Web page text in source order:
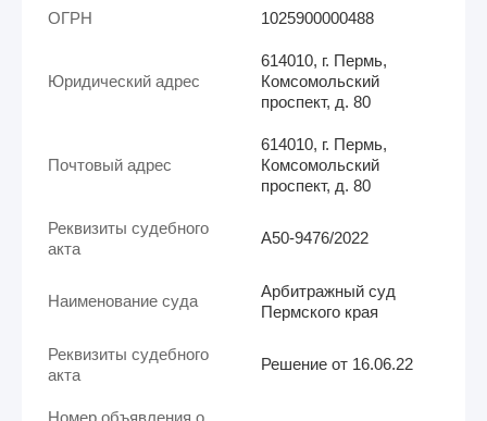
ОГРН 1025900000488
Юридический адрес
614010, г. Пермь,
Комсомольский
проспект, д. 80
Почтовый адрес
614010, г. Пермь,
Комсомольский
проспект, д. 80
Реквизиты судебного
акта
А50-9476/2022
Наименование суда
Арбитражный суд
Пермского края
Реквизиты судебного
акта
Решение от 16.06.22
Номер объявления о